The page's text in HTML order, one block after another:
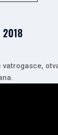
2018
vatrogasce,